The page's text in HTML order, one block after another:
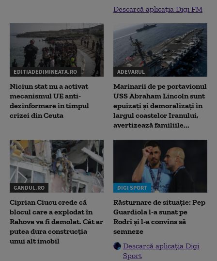
Descarcă aplicația Digi FM
EDITIADEDIMINEATA.RO
Niciun stat nu a activat
mecanismul UE anti-
dezinformare în timpul
crizei din Ceuta
ADEVARUL
Marinarii de pe portavionul
USS Abraham Lincoln sunt
epuizați și demoralizați în
largul coastelor Iranului,
avertizează familiile...
GANDUL.RO
Ciprian Ciucu crede că
blocul care a explodat în
Rahova va fi demolat. Cât ar
putea dura construcția
unui alt imobil
DIGI SPORT
Răsturnare de situație: Pep
Guardiola l-a sunat pe
Rodri și l-a convins să
semneze
Descarcă aplicația Digi
Sport